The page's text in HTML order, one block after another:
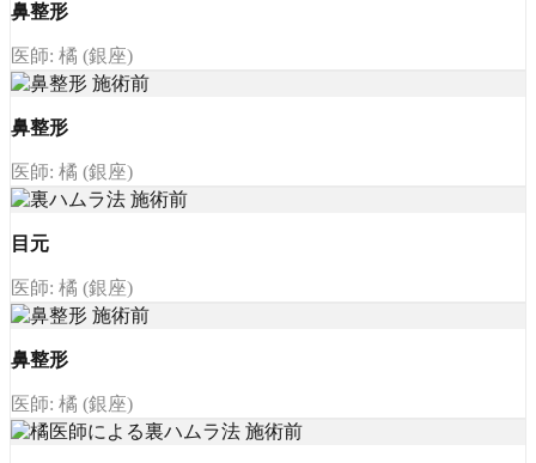
鼻整形
医師: 橘 (銀座)
鼻整形
医師: 橘 (銀座)
目元
医師: 橘 (銀座)
鼻整形
医師: 橘 (銀座)